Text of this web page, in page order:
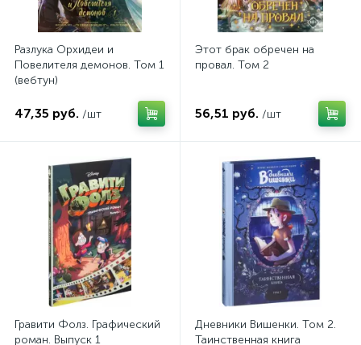
Разлука Орхидеи и
Повелителя демонов. Том 1
(вебтун)
47,35 руб. /шт
Этот брак обречен на
провал. Том 2
56,51 руб. /шт
Гравити Фолз. Графический
роман. Выпуск 1
Дневники Вишенки. Том 2.
Таинственная книга